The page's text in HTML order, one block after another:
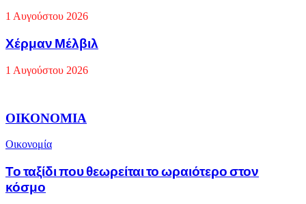
του
MTV
1 Αυγούστου 2026
Χέρμαν
Μέλβιλ
Χέρμαν Μέλβιλ
1 Αυγούστου 2026
ΟΙΚΟΝΟΜΙΑ
Οικονομία
Το ταξίδι που θεωρείται το ωραιότερο στον
κόσμο